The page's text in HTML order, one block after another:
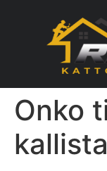
Onko